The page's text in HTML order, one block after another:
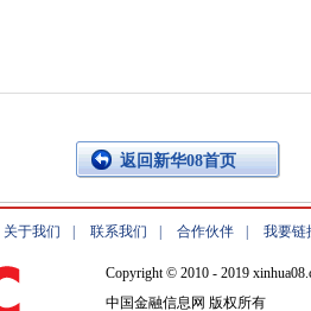
返回新华08首页
关于我们 联系我们 合作伙伴 我要链
Copyright © 2010 - 2019
中国金融信息网 版权所有